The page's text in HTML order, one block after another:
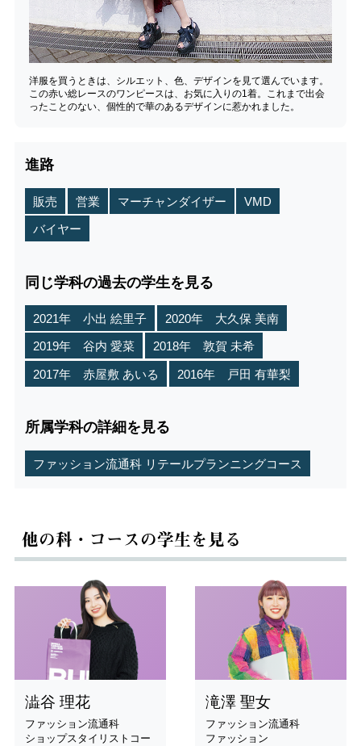
洋服を買うときは、シルエット、色、デザインを見て選んでいます。
この赤い総レースのワンピースは、お気に入りの1着。これまで出会
ったことのない、個性的で華のあるデザインに惹かれました。
進路
販売 営業 マーチャンダイザー VMD
バイヤー
同じ学科の過去の学生を見る
2021年 小出 絵里子 2020年 大久保 美南
2019年 谷内 愛菜 2018年 敦賀 未希
2017年 赤屋敷 あいる 2016年 戸田 有華梨
所属学科の詳細を見る
ファッション流通科 リテールプランニングコース
他の科・コースの学生を見る
澁谷 理花
ファッション流通科
ショップスタイリストコー
滝澤 聖女
ファッション流通科
ファッション